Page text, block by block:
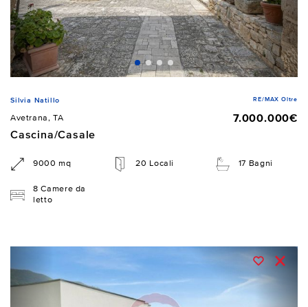
Silvia Natillo RE/MAX Oltre
Avetrana, TA
7.000.000€
Cascina/Casale
9000 mq 20 Locali 17 Bagni
8 Camere da
letto